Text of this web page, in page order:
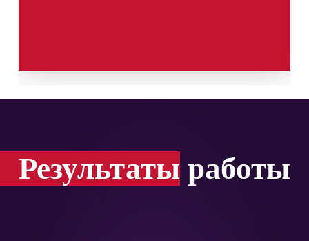
Результаты работы